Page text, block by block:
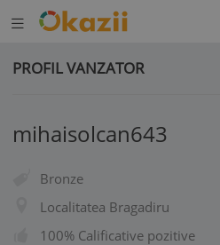
Deschide
meniul
PROFIL VANZATOR
mihaisolcan643
Bronze
Localitatea Bragadiru
100% Calificative pozitive